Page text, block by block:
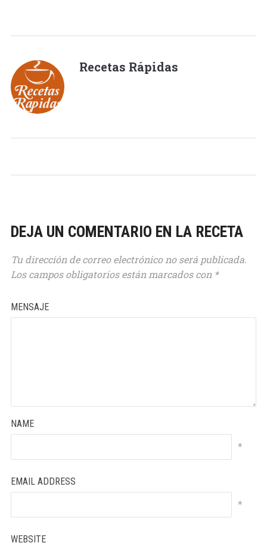
Recetas Rápidas
DEJA UN COMENTARIO EN LA RECETA
Tu dirección de correo electrónico no será publicada.
Los campos obligatorios están marcados con *
MENSAJE
NAME
*
EMAIL ADDRESS
*
WEBSITE